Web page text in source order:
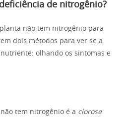
de nitrogênio?
não tem nitrogênio para
dois métodos para ver se a
olhando os sintomas e
tem nitrogênio é a clorose